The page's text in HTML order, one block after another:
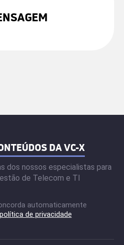
DA VC-X
dos nossos especialistas para
de Telecom e TI
automaticamente
política de privacidade